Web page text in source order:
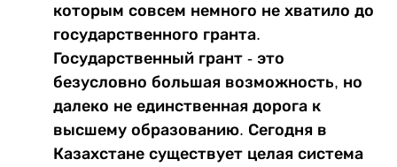
которым совсем немного не хватило до
государственного гранта.
Государственный грант - это
безусловно большая возможность, но
далеко не единственная дорога к
высшему образованию. Сегодня в
Казахстане существует целая система